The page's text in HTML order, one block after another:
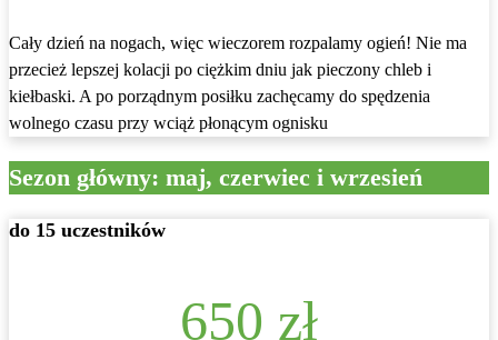
Cały dzień na nogach, więc wieczorem rozpalamy ogień! Nie ma
przecież lepszej kolacji po ciężkim dniu jak pieczony chleb i
kiełbaski. A po porządnym posiłku zachęcamy do spędzenia
wolnego czasu przy wciąż płonącym ognisku
Sezon główny: maj, czerwiec i wrzesień
do 15 uczestników
650 zł